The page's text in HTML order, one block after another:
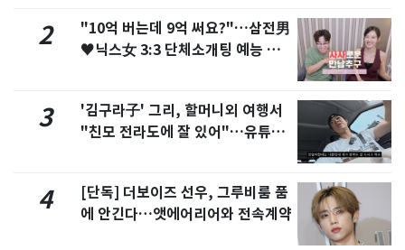
2
"10억 버는데 9억 써요?"…삼전男
♥닉스女 3:3 단체소개팅 예능 화
3
'김구라子' 그리, 할머니외 여행서
"친모 전라도에 잘 있어"…유튜브
4
[단독] 더보이즈 선우, 그루비룸 품
에 안긴다…앳에어리어와 전속계약